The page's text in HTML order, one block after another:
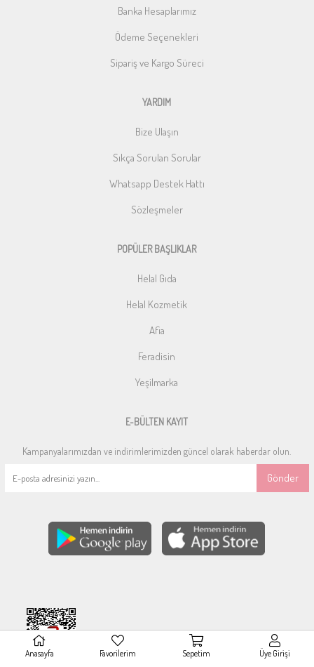
Banka Hesaplarımız
Ödeme Seçenekleri
Sipariş ve Kargo Süreci
YARDIM
Bize Ulaşın
Sıkça Sorulan Sorular
Whatsapp Destek Hattı
Sözleşmeler
POPÜLER BAŞLIKLAR
Helal Gıda
Helal Kozmetik
Afia
Feradisin
Yeşilmarka
E-BÜLTEN KAYIT
Kampanyalarımızdan ve indirimlerimizden güncel olarak haberdar olun.
Gönder
Anasayfa Favorilerim Sepetim Üye Girişi